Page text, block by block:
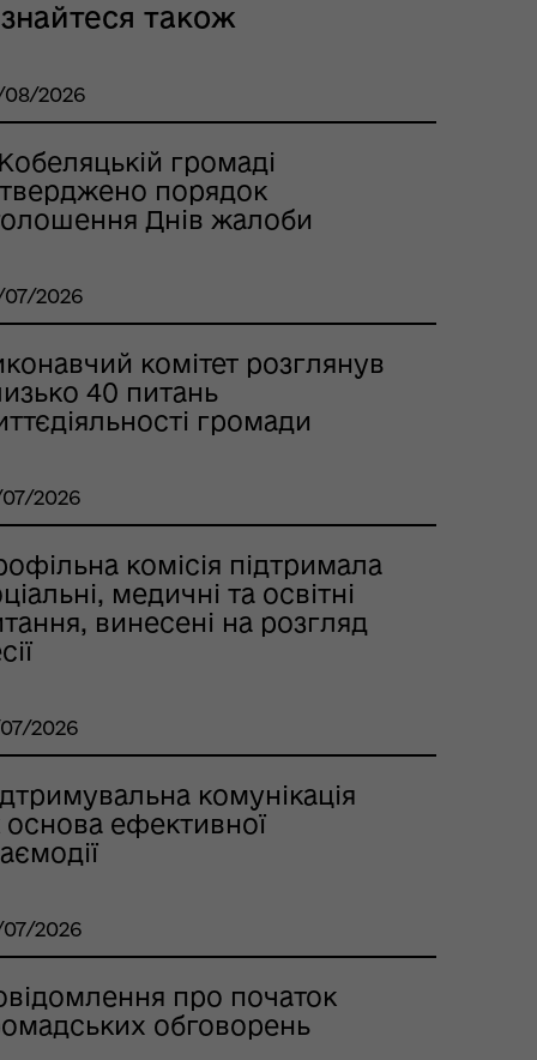
також
2026
громаді
порядок
Днів жалоби
2026
комітет розглянув
40 питань
громади
2026
комісія підтримала
медичні та освітні
винесені на розгляд
2026
комунікація
основа ефективної
2026
про початок
обговорень